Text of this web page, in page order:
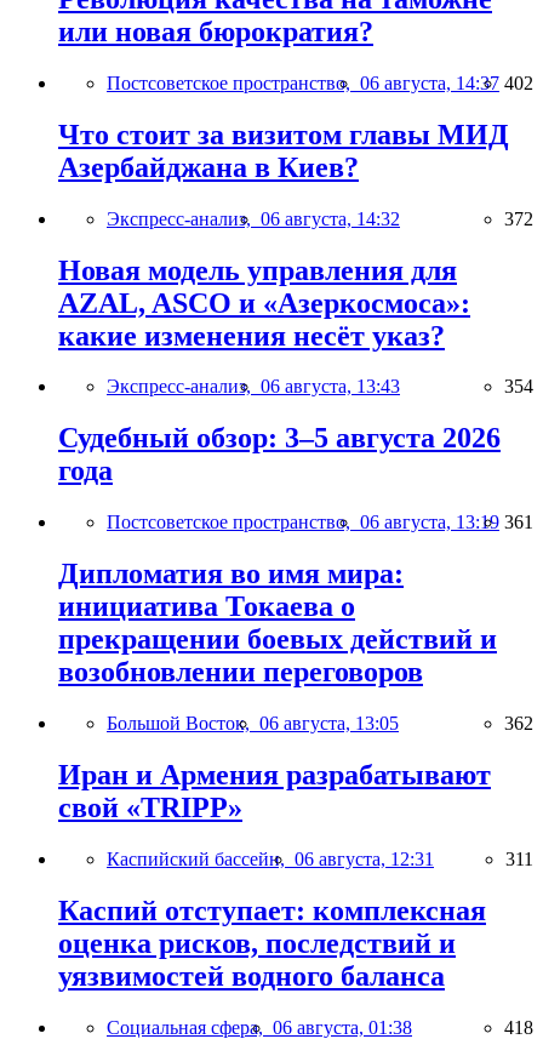
или новая бюрократия?
Постсоветское пространство, 06 августа, 14:37 402
Что стоит за визитом главы МИД
Азербайджана в Киев?
Экспресс-анализ, 06 августа, 14:32 372
Новая модель управления для
AZAL, ASCO и «Азеркосмоса»:
какие изменения несёт указ?
Экспресс-анализ, 06 августа, 13:43 354
Судебный обзор: 3–5 августа 2026
года
Постсоветское пространство, 06 августа, 13:19 361
Дипломатия во имя мира:
инициатива Токаева о
прекращении боевых действий и
возобновлении переговоров
Большой Восток, 06 августа, 13:05 362
Иран и Армения разрабатывают
свой «TRIPP»
Каспийский бассейн, 06 августа, 12:31 311
Каспий отступает: комплексная
оценка рисков, последствий и
уязвимостей водного баланса
Социальная сфера, 06 августа, 01:38 418